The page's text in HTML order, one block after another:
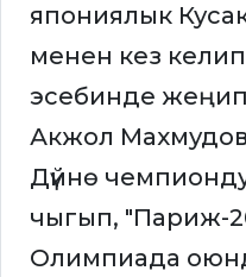
япониялык
менен кез
эсебинде
Акжол Махмудов
Дүйнө
чыгып, "Париж-
Олимпиада